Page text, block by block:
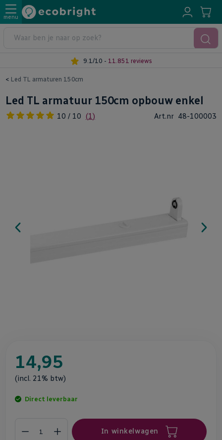
menu
9.1/10 - 11.851 reviews
< Led TL armaturen 150cm
Led TL armatuur 150cm opbouw enkel
Waardering: 10 / 10 (1) Art.nr 48-100003
het
begin
van
afbeeldingen-
14,95
(incl. 21% btw)
Direct leverbaar
In winkelwagen